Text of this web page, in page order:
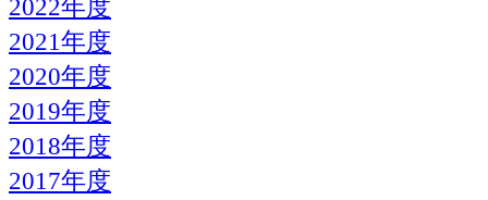
2022年度
2021年度
2020年度
2019年度
2018年度
2017年度